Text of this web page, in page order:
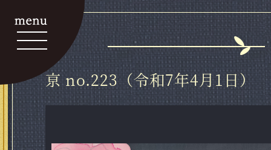
亰 no.223（令和7年4月1日）